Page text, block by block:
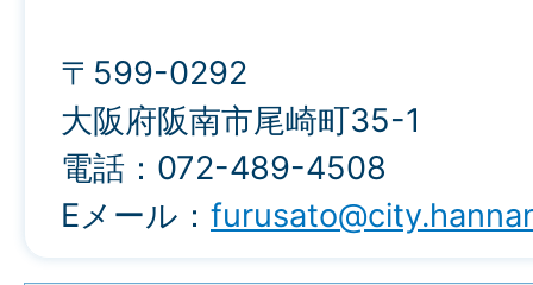
〒599-0292
大阪府阪南市尾崎町35-1
電話：072-489-4508
Eメール：